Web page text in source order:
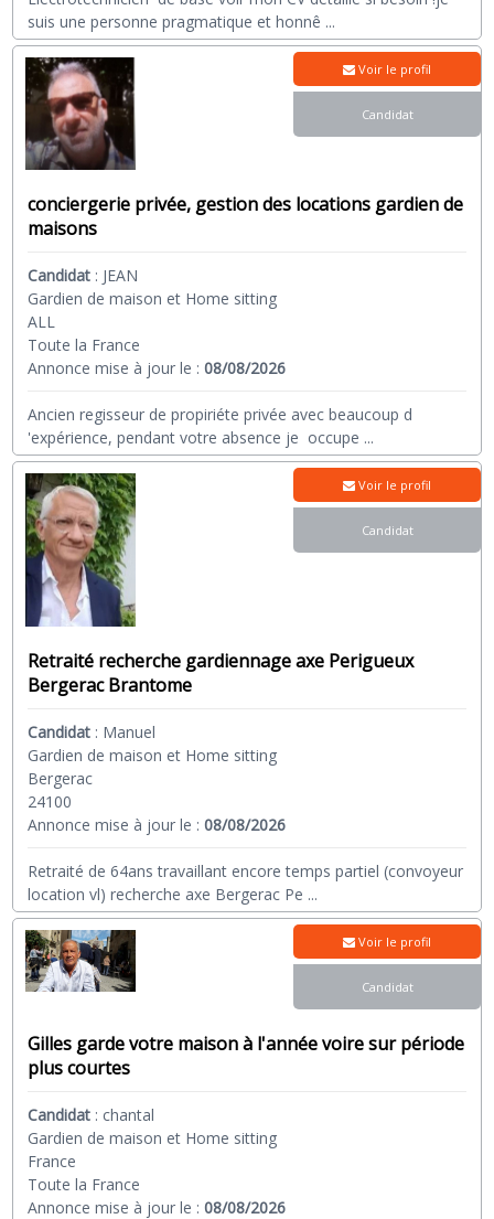
suis une personne pragmatique et honnê ...
conciergerie privée, gestion des locations gardien de
maisons
Candidat : JEAN
Gardien de maison et Home sitting
ALL
Toute la France
Annonce mise à jour le :08/08/2026
Ancien regisseur de propiriéte privée avec beaucoup d
'expérience, pendant votre absence je occupe ...
Voir le profil
Candidat
Retraité recherche gardiennage axe Perigueux
Bergerac Brantome
Candidat : Manuel
Gardien de maison et Home sitting
Bergerac
24100
Annonce mise à jour le :08/08/2026
Retraité de 64ans travaillant encore temps partiel (convoyeur
location vl) recherche axe Bergerac Pe ...
Voir le profil
Candidat
Gilles garde votre maison à l'année voire sur période
plus courtes
Candidat : chantal
Gardien de maison et Home sitting
France
Toute la France
Annonce mise à jour le :08/08/2026
Voir le profil
Candidat